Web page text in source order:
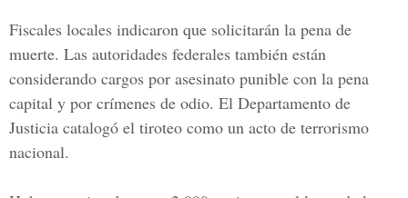
Fiscales locales indicaron que solicitarán la pena de
muerte. Las autoridades federales también están
considerando cargos por asesinato punible con la pena
capital y por crímenes de odio. El Departamento de
Justicia catalogó el tiroteo como un acto de terrorismo
nacional.